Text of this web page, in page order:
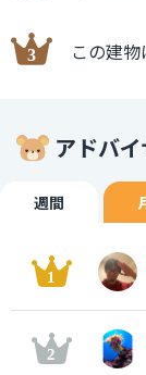
この建
アドバ
週間